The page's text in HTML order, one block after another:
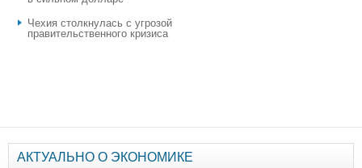
Чехия столкнулась с угрозой
правительственного кризиса
АКТУАЛЬНО О ЭКОНОМИКЕ